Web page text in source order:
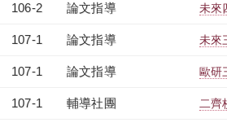
106-2 論文指導 未來
107-1 論文指導 未來
107-1 論文指導 歐研
107-1 輔導社團 二齊